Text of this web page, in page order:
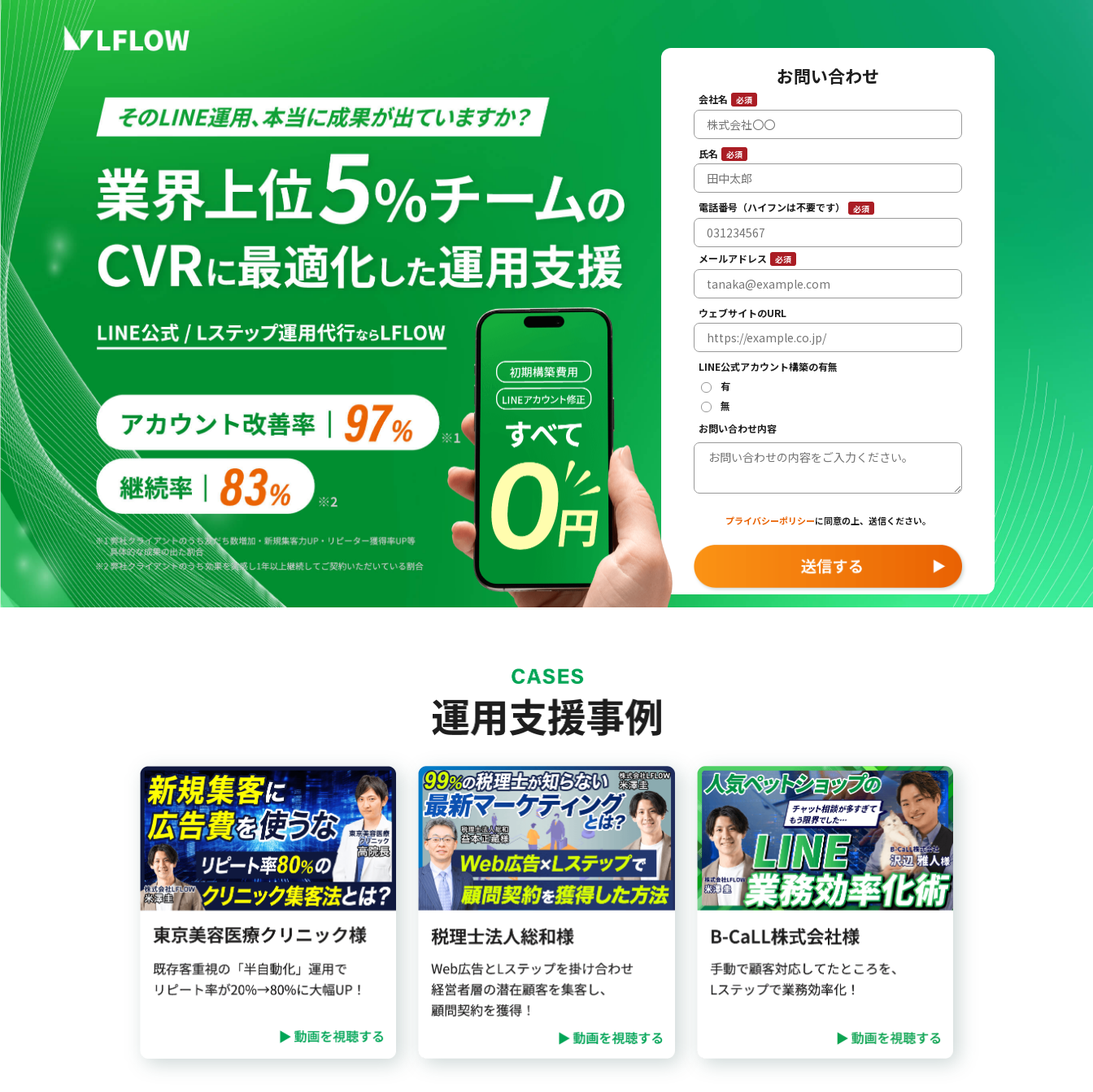
お問い合わせ
会社名 必須
氏名 必須
電話番号（ハイフンは不要です） 必須
メールアドレス 必須
ウェブサイトのURL
LINE公式アカウント構築の有無
有
無
お問い合わせ内容
プライバシーポリシーに同意の上、 送信ください。